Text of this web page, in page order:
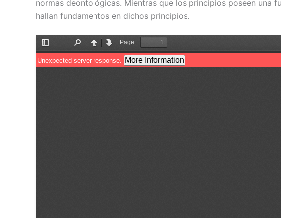
normas deontológicas. Mientras que los principios poseen una
hallan fundamentos en dichos principios.